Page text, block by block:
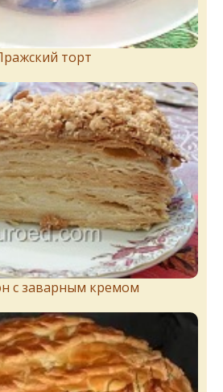
торт
с заварным кремом